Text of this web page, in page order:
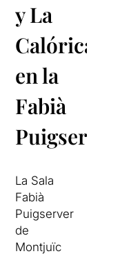
y La
Calórica
en la
Fabià
Puigserver
La Sala
Fabià
Puigserver
de
Montjuïc